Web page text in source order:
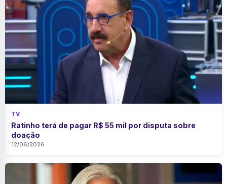
TV
Ratinho terá de pagar R$ 55 mil por disputa sobre
doação
12/06/2026